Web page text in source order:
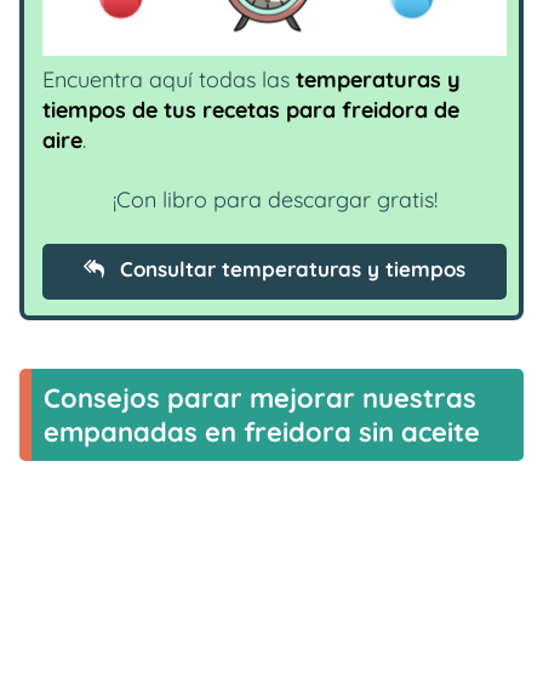
Encuentra aquí todas las temperaturas y
tiempos de tus recetas para freidora de
aire.
¡Con libro para descargar gratis!
Consultar temperaturas y tiempos
Consejos parar mejorar nuestras
empanadas en freidora sin aceite